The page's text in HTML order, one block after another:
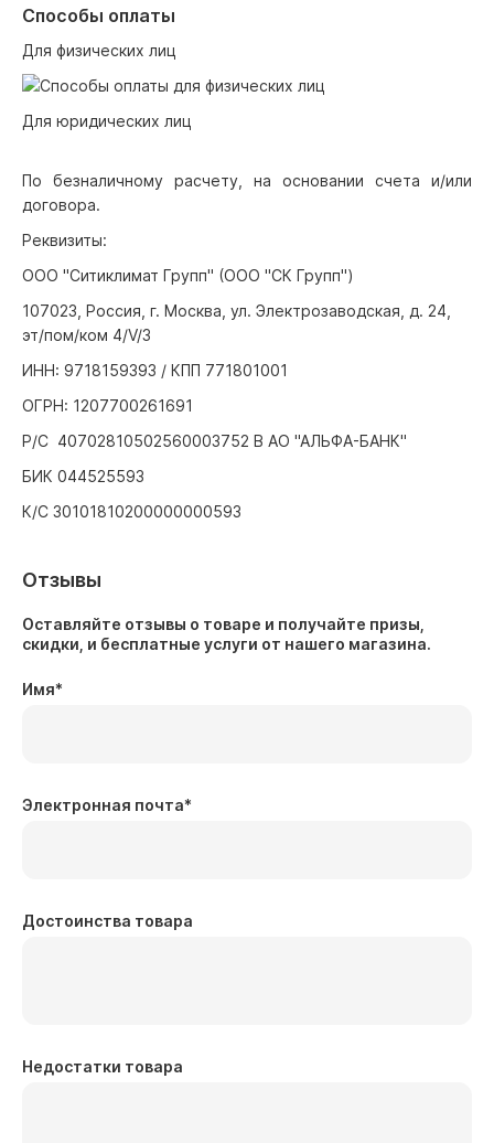
Способы оплаты
Для физических лиц
Для юридических лиц
По безналичному расчету, на основании счета и/или
договора.
Реквизиты:
ООО "Ситиклимат Групп" (ООО "СК Групп")
107023, Россия, г. Москва, ул. Электрозаводская, д. 24,
эт/пом/ком 4/V/3
ИНН: 9718159393 / КПП 771801001
ОГРН: 1207700261691
Р/С 40702810502560003752 В АО "АЛЬФА-БАНК"
БИК 044525593
К/С 30101810200000000593
Отзывы
Оставляйте отзывы о товаре и получайте призы,
скидки, и бесплатные услуги от нашего магазина.
Имя*
Электронная почта*
Достоинства товара
Недостатки товара